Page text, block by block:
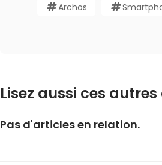
Archos
Lisez aussi ces
Pas d'articles en relation.